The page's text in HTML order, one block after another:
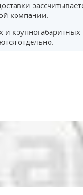
компании.
и крупногабаритных
отдельно.